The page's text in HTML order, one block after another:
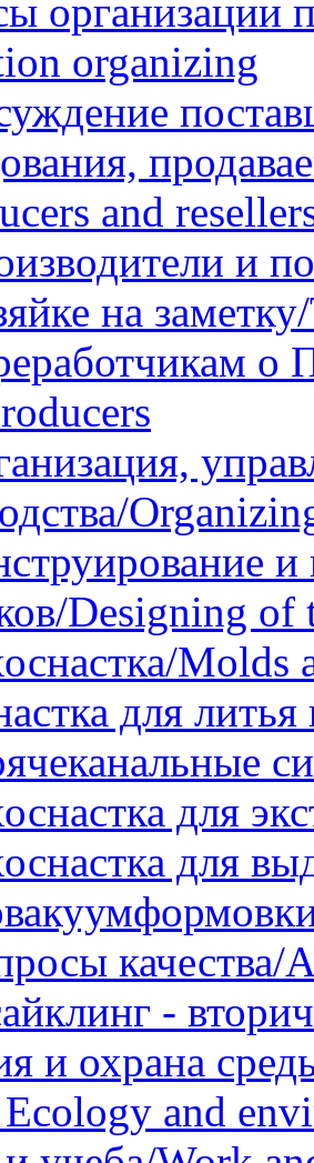
организации
organizing
and
и
на
о
и
Designing of
Molds
для литья
для
для
качества/
-
и охрана
and